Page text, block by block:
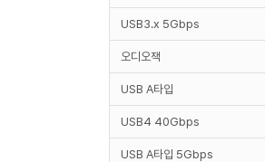
USB3.x 5Gbps
오디오잭
USB A타입
USB4 40Gbps
USB A타입 5Gbps